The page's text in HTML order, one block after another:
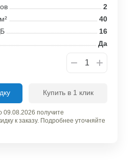
2
40
16
Да
Купить в 1 клик
получите
к заказу. Подробнее уточняйте